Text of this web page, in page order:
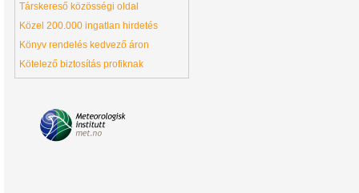
Társkereső közösségi oldal
Közel 200.000 ingatlan hirdetés
Könyv rendelés kedvező áron
Kötelező biztosítás profiknak